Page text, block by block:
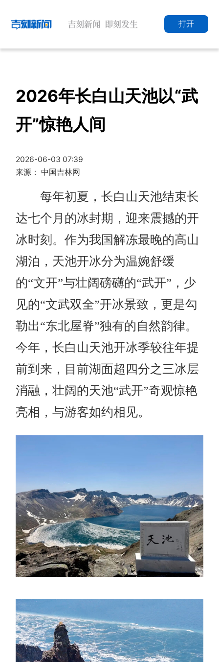
打开
2026年长白山天池以“武
开”惊艳人间
2026-06-03 07:39
来源： 中国吉林网
每年初夏，长白山天池结束长
达七个月的冰封期，迎来震撼的开
冰时刻。作为我国解冻最晚的高山
湖泊，天池开冰分为温婉舒缓
的“文开”与壮阔磅礴的“武开”，少
见的“文武双全”开冰景致，更是勾
勒出“东北屋脊”独有的自然韵律。
今年，长白山天池开冰季较往年提
前到来，目前湖面超 四分之三冰层
消融，壮阔的天池“武开”奇观惊艳
亮相，与游客如约相见。